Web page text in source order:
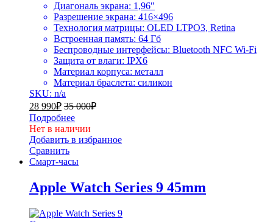
Диагональ экрана: 1,96″
Разрешение экрана: 416×496
Технология матрицы: OLED LTPO3, Retina
Встроенная память: 64 Гб
Беспроводные интерфейсы: Bluetooth NFC Wi-Fi
Защита от влаги: IPX6
Материал корпуса: металл
Материал браслета: силикон
SKU: n/a
28 990₽ 35 000₽
Подробнее
Нет в наличии
Добавить в избранное
Сравнить
Смарт-часы
Apple Watch Series 9 45mm